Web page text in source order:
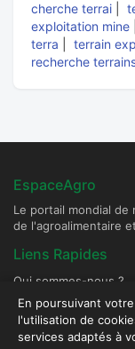
cherche terrai
exploitation mine
terra
terrain
recherche
EspaceAgro
Le portail mondial de
de l'agroalimentaire
Liens Rapides
Qui sommes-nous ?
Devenir Fournisseur
Publier une annonce
En poursuivant
l'utilisation de
services adaptés à